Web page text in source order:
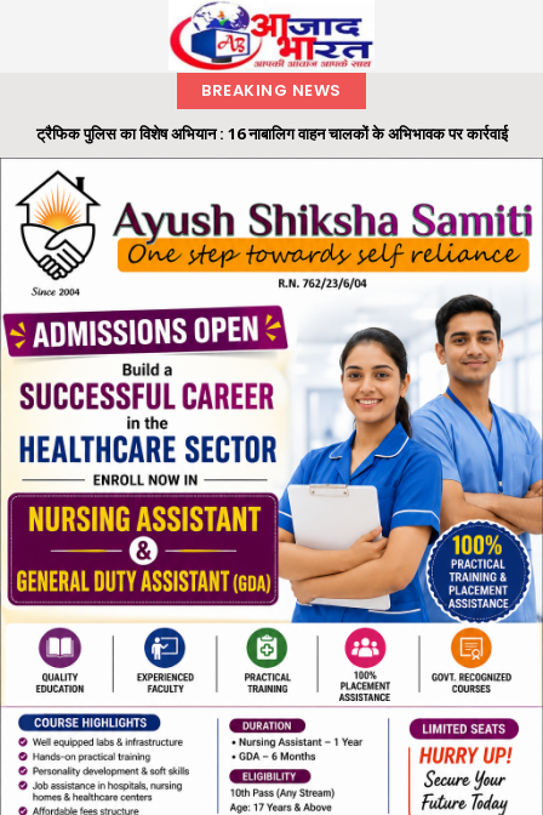
BREAKING NEWS
ट्रैफिक पुलिस का विशेष अभियान : 16 नाबालिग वाहन चालकों के अभिभावक पर कार्रवाई
रायगढ़ में 32 लाख की ट्रांसपोर्ट कंपनी धोखाधड़ी का फरार आरोपी गिरफ्तार, 'ऑपरेशन क्लीन
हंट' के तहत...
समाज के अंतिम व्यक्ति तक पहुंचे शासन की योजनाओं का लाभ: राज्यपाल श्री रमेन डेका
राज्यपाल ने ‘एक पेड़ मां के नाम’ अभियान के तहत कलेक्टोरेट परिसर में लगाया बादाम का पौधा
मैकेनाइज्ड इन्फैंट्री रेजिमेंट का मिशन निरंतर मिलाप कार्यक्रम आयोजित